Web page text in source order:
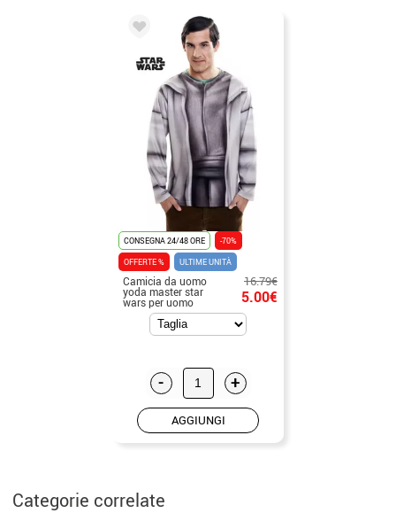
CONSEGNA 24/48 ORE
-70%
OFFERTE %
ULTIME UNITÀ
Camicia da uomo
yoda master star
wars per uomo
16.79€
5.00€
- +
AGGIUNGI
Categorie correlate